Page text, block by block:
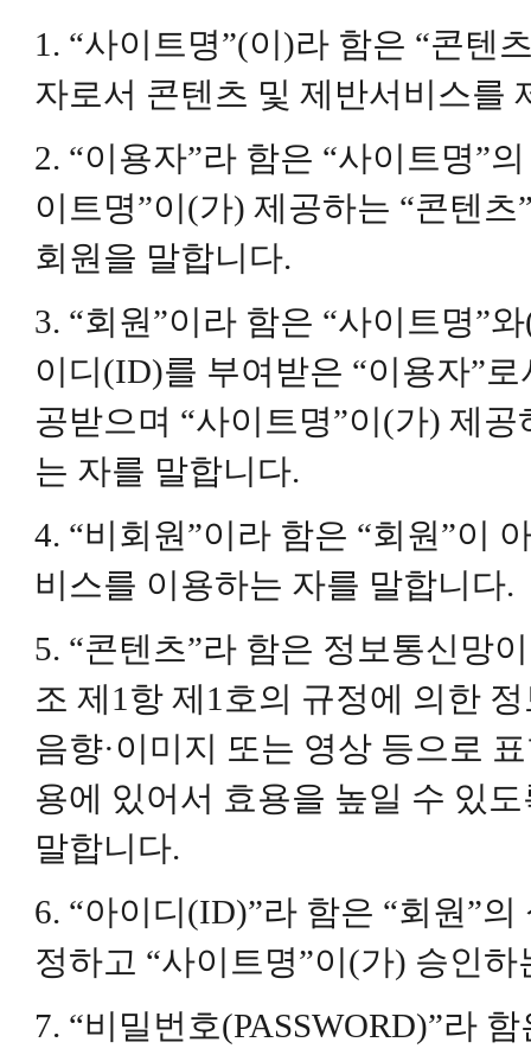
1. “사이트명”(이)라 함은 “콘텐
자로서 콘텐츠 및 제반서비스를
2. “이용자”라 함은 “사이트명”
이트명”이(가) 제공하는 “콘텐
회원을 말합니다.
3. “회원”이라 함은 “사이트명”
이디(ID)를 부여받은 “이용자”
공받으며 “사이트명”이(가) 제
는 자를 말합니다.
4. “비회원”이라 함은 “회원”이
비스를 이용하는 자를 말합니다.
5. “콘텐츠”라 함은 정보통신망
조 제1항 제1호의 규정에 의한
음향·이미지 또는 영상 등으로
용에 있어서 효용을 높일 수 있
말합니다.
6. “아이디(ID)”라 함은 “회원”
정하고 “사이트명”이(가) 승인
7. “비밀번호(PASSWORD)”라